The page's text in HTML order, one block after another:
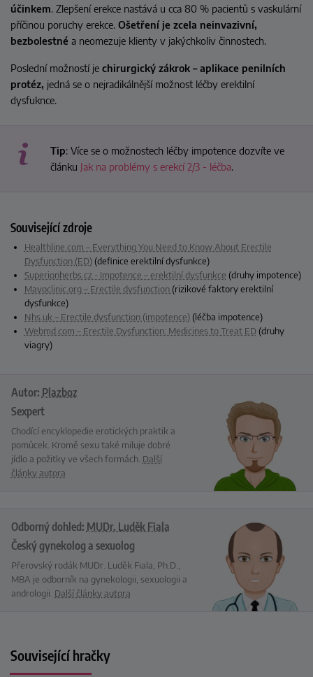
účinkem. Zlepšení erekce nastává u cca 80 % pacientů s vaskulární
příčinou poruchy erekce. Ošetření je zcela neinvazivní,
bezbolestnéa neomezuje klienty v jakýchkoliv činnostech.
Poslední možností je chirurgický zákrok – aplikace penilních
protéz, jedná se o nejradikálnější možnost léčby erektilní
dysfuknce.
Tip: Více se o možnostech léčby impotence dozvíte ve
článku Jak na problémy s erekcí 2/3 - léčba.
Související zdroje
Healthline.com – Everything You Need to Know About Erectile
Dysfunction (ED)(definice erektilní dysfunkce)
Superionherbs.cz - Impotence – erektilní dysfunkce (druhy impotence)
Mayoclinic.org – Erectile dysfunction (rizikové faktory erektilní
dysfunkce)
Nhs.uk – Erectile dysfunction (impotence)(léčba impotence)
Webmd.com – Erectile Dysfunction: Medicines to Treat ED (druhy
viagry)
Autor: Plazboz
Sexpert
Chodící encyklopedie erotických praktik a
pomůcek. Kromě sexu také miluje dobré
jídlo a požitky ve všech formách. Další
články autora
Odborný dohled: MUDr. Luděk Fiala
Český gynekolog a sexuolog
Přerovský rodák MUDr. Luděk Fiala, Ph.D.,
MBA je odborník na gynekologii, sexuologii a
andrologii. Další články autora
Související hračky